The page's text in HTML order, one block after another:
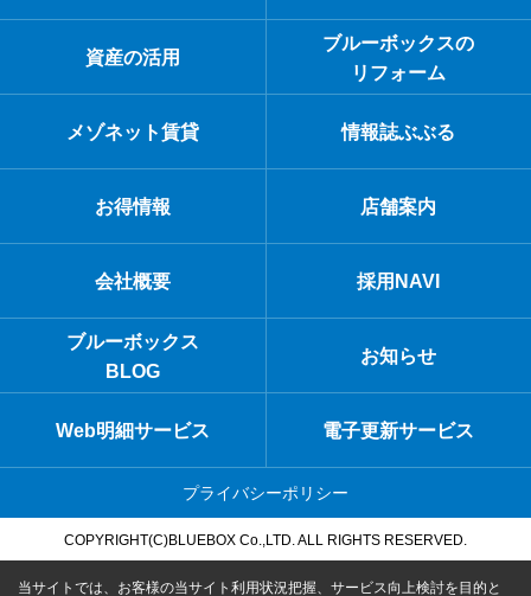
資産の活用
ブルーボックスの
リフォーム
メゾネット賃貸 情報誌ぶぶる
お得情報 店舗案内
会社概要 採用NAVI
ブルーボックス
BLOG
お知らせ
Web明細サービス 電子更新サービス
プライバシーポリシー
COPYRIGHT(C)BLUEBOX Co.,LTD. ALL RIGHTS RESERVED.
当サイトでは、お客様の当サイト利用状況把握、サービス向上検討を目的と